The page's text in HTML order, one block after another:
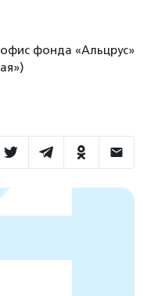
офис фонда «Альцрус»